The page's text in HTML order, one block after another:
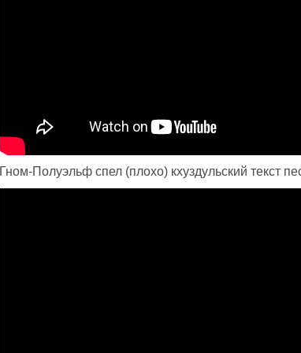
Гном-Полуэльф спел (плохо) кхуздульский текст